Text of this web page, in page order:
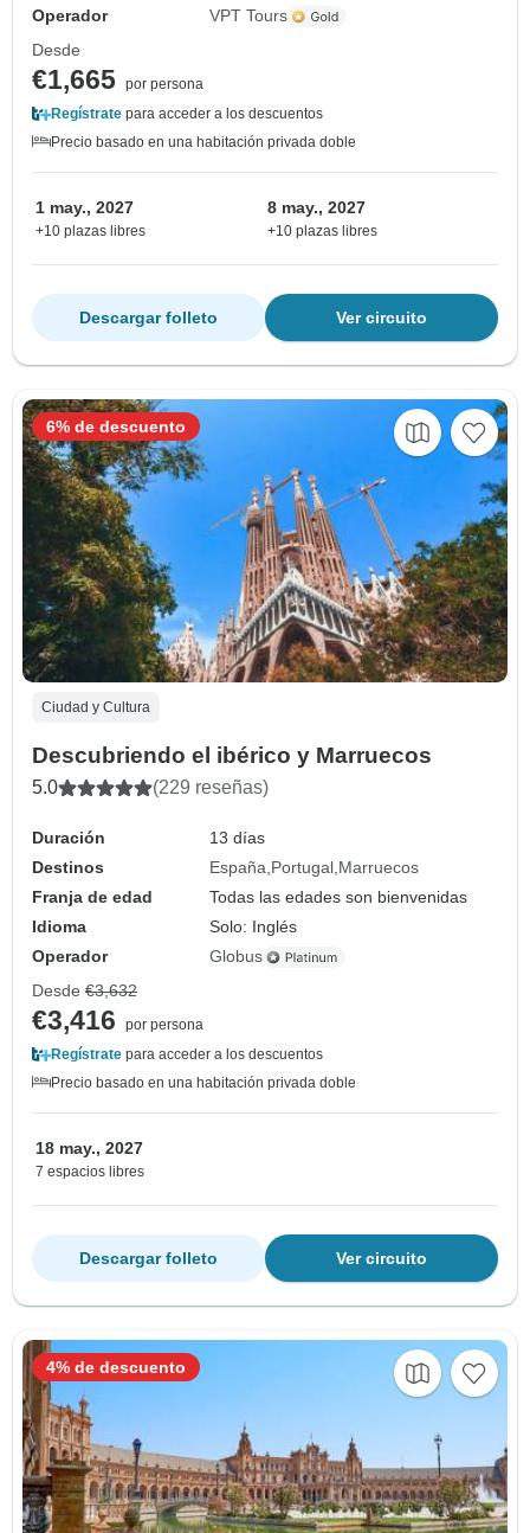
Operador
VPT Tours
Desde
€1,665 por persona
Regístrate para acceder a los descuentos
Precio basado en una habitación privada doble
1 may., 2027
+10 plazas libres
8 may., 2027
+10 plazas libres
Ver circuito
Descargar folleto
Ciudad y Cultura
Descubriendo el ibérico y Marruecos
5.0 (229 reseñas)
Duración
13 días
Destinos
España Portugal Marruecos
Franja de edad
Todas las edades son bienvenidas
Idioma
Solo: Inglés
Operador
Globus
6% de descuento
Desde €3,632
€3,416
por persona
Regístrate para acceder a los descuentos
Precio basado en una habitación privada doble
18 may., 2027
7 espacios libres
Ver circuito
Descargar folleto
4% de descuento